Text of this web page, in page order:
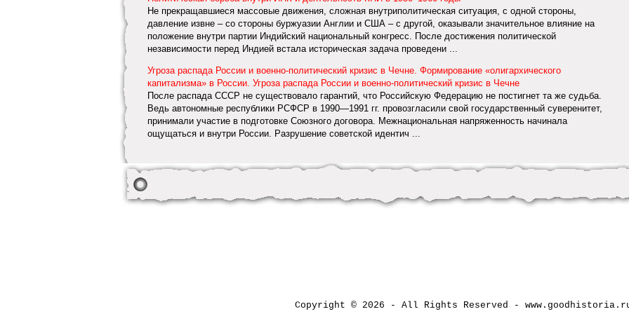
Не прекращавшиеся массовые движения, сложная внутриполитическая ситуация, с одной стороны,
давление извне – со стороны буржуазии Англии и США – с другой, оказывали значительное влияние на
положение внутри партии Индийский национальный конгресс. После достижения политической
независимости перед Индией встала историческая задача проведени ...
Угроза распада России и военно-политический кризис в Чечне. Формирование «олигархического
капитализма» в России. Угроза распада России и военно-политический кризис в Чечне
После распада СССР не существовало гарантий, что Российскую Федерацию не постигнет та же судьба.
Ведь автономные республики РСФСР в 1990—1991 гг. провозгласили свой государственный суверенитет,
принимали участие в подготовке Союзного договора. Межнациональная напряженность начинала
ощущаться и внутри России. Разрушение советской идентич ...
Copyright © 2026 - All Rights Reserved -